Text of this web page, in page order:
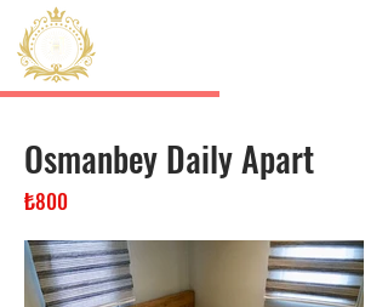
Osmanbey Daily Apart
₺800